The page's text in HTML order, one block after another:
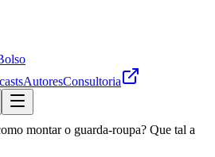
AutoresConsultoria
montar o guarda-roupa? Que tal a